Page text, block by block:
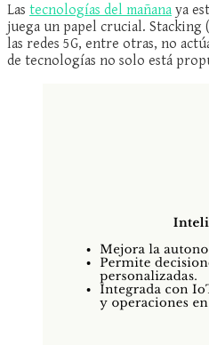
Las tecnologías del mañana ya
juega un papel crucial.
las redes 5G, entre otras, no
de tecnologías no solo está